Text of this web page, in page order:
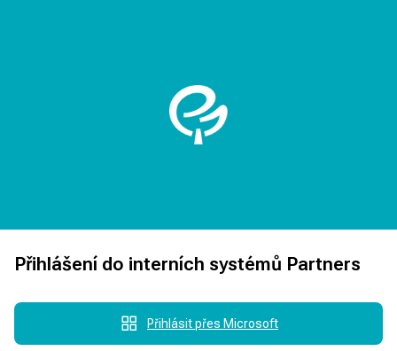
Přihlášení do interních systémů Partners
Přihlásit přes Microsoft